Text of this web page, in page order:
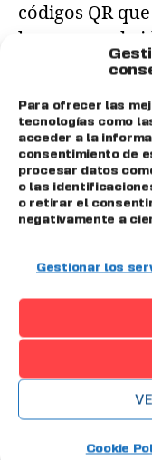
Para ofrecer las
tecnologías como
acceder a la
consentimiento de
procesar datos
o las
o retirar el
negativamente a
Gestionar los
Cookie
códigos QR
los errores de
Fast
como base
Fast
dispositivos
capturando los
trazabilidad:
tiempos de
Emily AI:
datos en
permitiendo